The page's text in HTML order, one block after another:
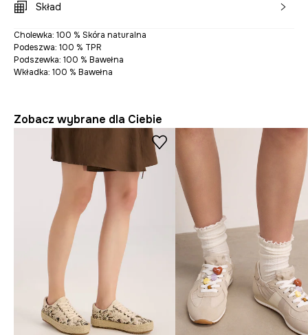
Skład
Cholewka: 100 % Skóra naturalna
Podeszwa: 100 % TPR
Podszewka: 100 % Bawełna
Wkładka: 100 % Bawełna
Zobacz wybrane dla Ciebie